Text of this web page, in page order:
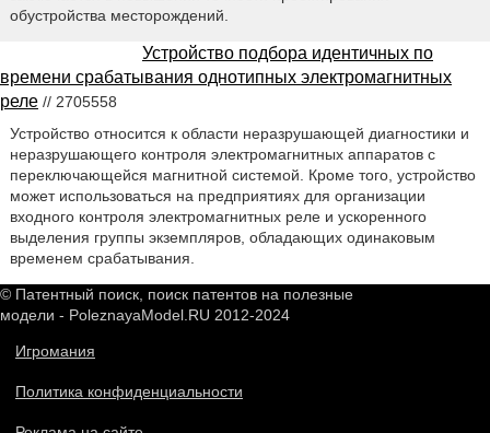
обустройства месторождений.
Устройство подбора идентичных по
времени срабатывания однотипных электромагнитных
реле // 2705558
Устройство относится к области неразрушающей диагностики и
неразрушающего контроля электромагнитных аппаратов с
переключающейся магнитной системой. Кроме того, устройство
может использоваться на предприятиях для организации
входного контроля электромагнитных реле и ускоренного
выделения группы экземпляров, обладающих одинаковым
временем срабатывания.
© Патентный поиск, поиск патентов на полезные
модели - PoleznayaModel.RU 2012-2024
Игромания
Политика конфиденциальности